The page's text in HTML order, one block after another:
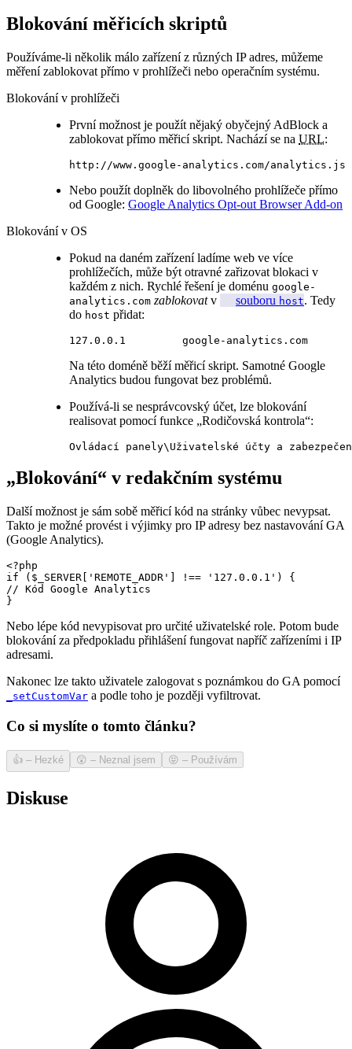
Blokování měřicích skriptů
Používáme-li několik málo zařízení z různých IP adres, můžeme
měření zablokovat přímo v prohlížeči nebo operačním systému.
Blokování v prohlížeči
První možnost je použít nějaký obyčejný AdBlock a
zablokovat přímo měřicí skript. Nachází se na URL:
http://www.google-analytics.com/analytics.js
Nebo použít doplněk do libovolného prohlížeče přímo
od Google: Google Analytics Opt-out Browser Add-on
Blokování v OS
Pokud na daném zařízení ladíme web ve více
prohlížečích, může být otravné zařizovat blokaci v
každém z nich. Rychlé řešení je doménu google-
analytics.com zablokovatv souboru host. Tedy
do host přidat:
127.0.0.1         google-analytics.com
Na této doméně běží měřicí skript. Samotné Google
Analytics budou fungovat bez problémů.
Používá-li se nesprávcovský účet, lze blokování
realisovat pomocí funkce „Rodičovská kontrola“:
Ovládací panely\Uživatelské účty a
„Blokování“ v redakčním systému
Další možnost je sám sobě měřicí kód na stránky vůbec nevypsat.
Takto je možné provést i výjimky pro IP adresy bez nastavování GA
(Google Analytics).
<?php
if ($_SERVER['REMOTE_ADDR'] !== '127.0.0.1') {
// Kód Google Analytics
}
Nebo lépe kód nevypisovat pro určité uživatelské role. Potom bude
blokování za předpokladu přihlášení fungovat napříč zařízeními i IP
adresami.
Nakonec lze takto uživatele zalogovat s poznámkou do GA pomocí
_setCustomVar a podle toho je později vyfiltrovat.
Co si myslíte o tomto článku?
👍 – Hezké 😲 – Neznal jsem 😝 – Používám
Diskuse